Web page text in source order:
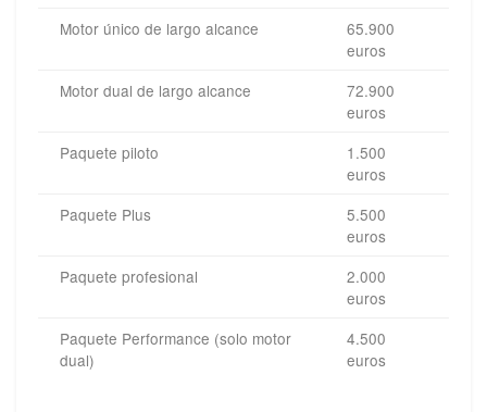
Motor único de largo alcance
65.900
euros
Motor dual de largo alcance
72.900
euros
Paquete piloto
1.500
euros
Paquete Plus
5.500
euros
Paquete profesional
2.000
euros
Paquete Performance (solo motor
dual)
4.500
euros